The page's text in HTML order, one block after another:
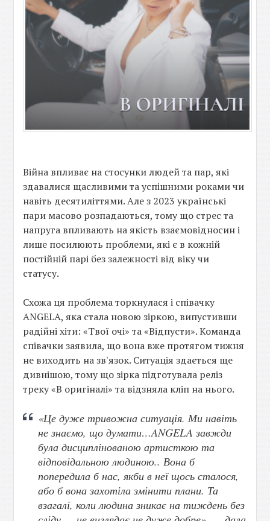
Війна впливає на стосунки людей та пар, які
здавалися щасливими та успішними роками чи
навіть десятиліттями. Але з 2023 українські
пари масово розпадаються, тому що стрес та
напруга впливають на якість взаємовідносин і
лише посилюють проблеми, які є в кожній
постійній парі без залежності від віку чи
статусу.
Схожа ця проблема торкнулася і співачку
ANGELA, яка стала новою зіркою, випустивши
радійні хіти: «Твої очі» та «Відпусти». Команда
співачки заявила, що вона вже протягом тижня
не виходить на зв'язок. Ситуація здається ще
дивнішою, тому що зірка підготувала реліз
треку «В оригіналі» та відзняла кліп на нього.
«Це дуже тривожна ситуація. Ми навіть
не знаємо, що думати…ANGELA завжди
була дисциплінованою артисткою та
відповідальною людиною.. Вона б
попередила б нас, якби в неї щось сталося,
або б вона захотіла змінити плани. Та
взагалі, коли людина зникає на тиждень без